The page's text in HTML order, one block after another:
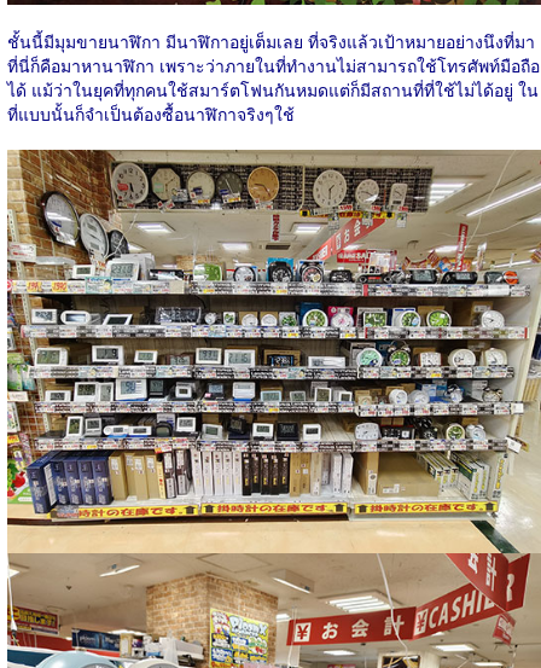
ชั้นนี้มีมุมขายนาฬิกา มีนาฬิกาอยู่เต็มเลย ที่จริงแล้วเป้าหมายอย่างนึงที่มา
ที่นี่ก็คือมาหานาฬิกา เพราะว่าภายในที่ทำงานไม่สามารถใช้โทรศัพท์มือถือ
ได้ แม้ว่าในยุคที่ทุกคนใช้สมาร์ตโฟนกันหมดแต่ก็มีสถานที่ที่ใช้ไม่ได้อยู่ ใน
ที่แบบนั้นก็จำเป็นต้องซื้อนาฬิกาจริงๆใช้